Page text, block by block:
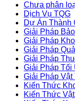
Chưa phân
Dịch Vụ TQG
Dự Án Thành
Giải Pháp
Giải Pháp
Giải Pháp
Giải Pháp
Giải Pháp Tối
Giải Pháp
Kiến Thức
Kiến Thức